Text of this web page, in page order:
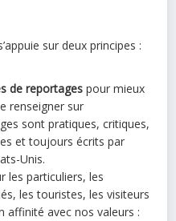
sur deux principes :
de reportages pour mieux
renseigner sur
sont pratiques, critiques,
et toujours écrits par
Unis.
les particuliers, les
les touristes, les visiteurs
affinité avec nos valeurs :